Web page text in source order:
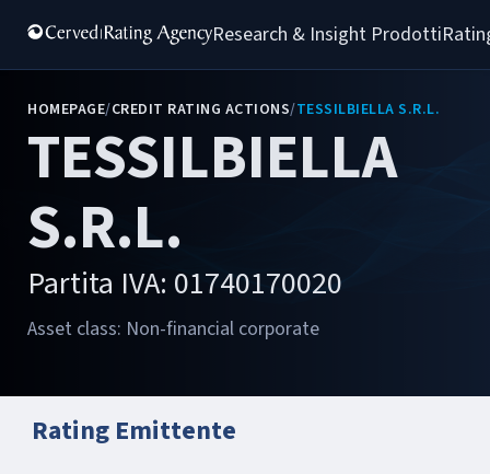
Research & Insight Prodotti
HOMEPAGE/CREDIT RATING ACTIONS/TESSILBIELLA S.R.L.
TESSILBIELLA
S.R.L.
Partita IVA: 01740170020
Asset class: Non-financial corporate
Rating Emittente